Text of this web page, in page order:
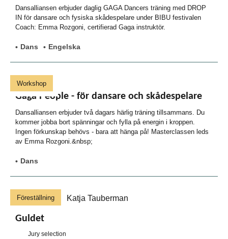
Dansalliansen erbjuder daglig GAGA Dancers träning med DROP
IN för dansare och fysiska skådespelare under BIBU festivalen
Coach: Emma Rozgoni, certifierad Gaga instruktör.
Dans Engelska
Gaga People - för dansare och skådespelare
Workshop
Dansalliansen erbjuder två dagars härlig träning tillsammans. Du
kommer jobba bort spänningar och fylla på energin i kroppen.
Ingen förkunskap behövs - bara att hänga på! Masterclassen leds
av Emma Rozgoni.&nbsp;
Dans
Guldet
Jury selection
Föreställning